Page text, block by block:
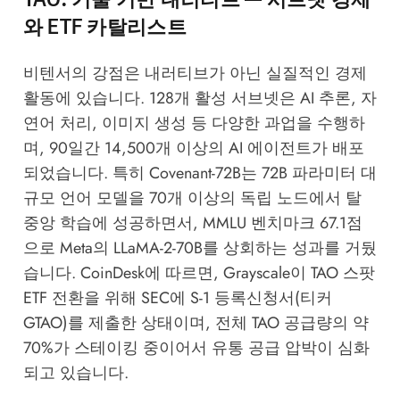
와 ETF 카탈리스트
비텐서의 강점은 내러티브가 아닌 실질적인 경제
활동에 있습니다. 128개 활성 서브넷은 AI 추론, 자
연어 처리, 이미지 생성 등 다양한 과업을 수행하
며, 90일간 14,500개 이상의 AI 에이전트가 배포
되었습니다. 특히 Covenant-72B는 72B 파라미터 대
규모 언어 모델을 70개 이상의 독립 노드에서 탈
중앙 학습에 성공하면서, MMLU 벤치마크 67.1점
으로 Meta의 LLaMA-2-70B를 상회하는 성과를 거뒀
습니다. CoinDesk에 따르면, Grayscale이 TAO 스팟
ETF 전환을 위해 SEC에 S-1 등록신청서(티커
GTAO)를 제출한 상태이며, 전체 TAO 공급량의 약
70%가 스테이킹 중이어서 유통 공급 압박이 심화
되고 있습니다.